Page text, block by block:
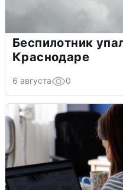
Беспилотник
Краснодаре
6 августа 0